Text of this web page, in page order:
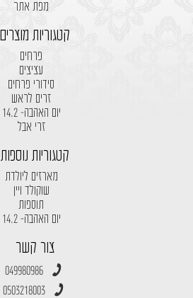
מפת אתר
קטגוריות מוצרים
פרחים
עציצים
סידורי פרחים
זרים לראש
יום האהבה- 14.2
זרי אבל
קטגוריות נוספות
מארזים ליולדת
שוקולד ויין
תוספות
יום האהבה- 14.2
צור קשר
049980986
0503218003